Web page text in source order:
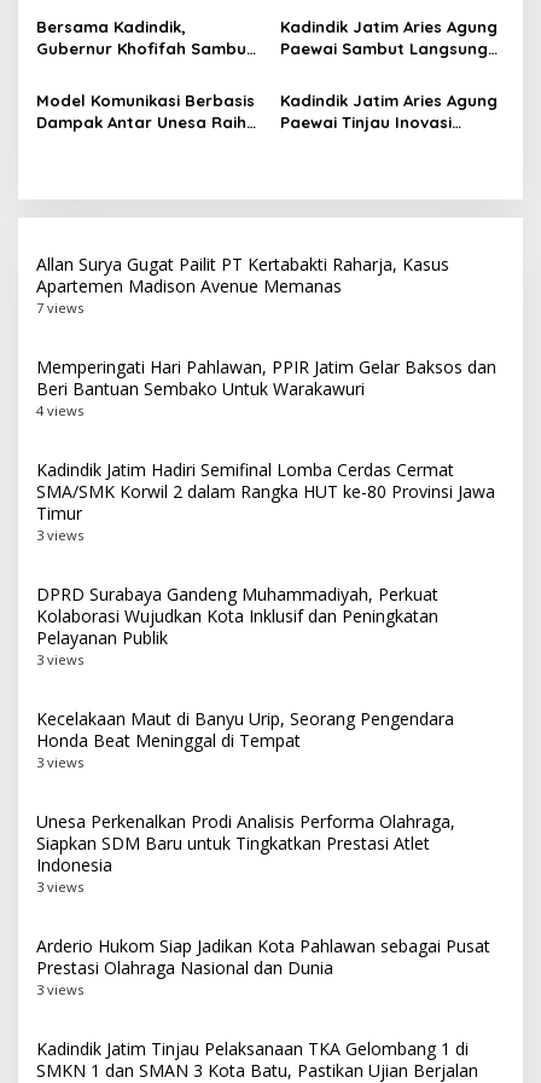
Juara Umum LKS Nasional
ATS Lolos Verifikasi dan
Siap Belajar
Bersama Kadindik,
Gubernur Khofifah Sambut
Umum LKS Dikmen Nasional
2026 di Grahadi
Kadindik Jatim Aries Agung
Paewai Sambut Langsung
Dikmen Nasional 2026 di
Pasar Turi
Model Komunikasi Berbasis
Dampak Antar Unesa Raih
Kadindik Jatim Aries Agung
Paewai Tinjau Inovasi
Allan Surya Gugat Pailit PT Kertabakti Raharja, Kasus
Apartemen Madison Avenue Memanas
7 views
Memperingati Hari Pahlawan, PPIR Jatim Gelar Baksos dan
Beri Bantuan Sembako Untuk Warakawuri
4 views
Kadindik Jatim Hadiri Semifinal Lomba Cerdas Cermat
SMA/SMK Korwil 2 dalam Rangka HUT ke-80 Provinsi Jawa
Timur
3 views
DPRD Surabaya Gandeng Muhammadiyah, Perkuat
Kolaborasi Wujudkan Kota Inklusif dan Peningkatan
Pelayanan Publik
3 views
Kecelakaan Maut di Banyu Urip, Seorang Pengendara
Honda Beat Meninggal di Tempat
3 views
Unesa Perkenalkan Prodi Analisis Performa Olahraga,
Siapkan SDM Baru untuk Tingkatkan Prestasi Atlet
Indonesia
3 views
Arderio Hukom Siap Jadikan Kota Pahlawan sebagai Pusat
Prestasi Olahraga Nasional dan Dunia
3 views
Kadindik Jatim Tinjau Pelaksanaan TKA Gelombang 1 di
SMKN 1 dan SMAN 3 Kota Batu, Pastikan Ujian Berjalan